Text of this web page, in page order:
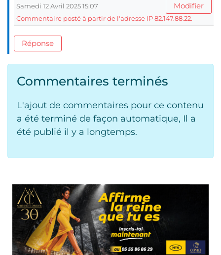
Samedi 12 Avril 2025 15:07
Modifier
Commentaire posté à partir de l'adresse IP 82.147.88.22.
Réponse
Commentaires terminés
L'ajout de commentaires pour ce contenu
a été terminé de façon automatique, Il a
été publié il y a longtemps.